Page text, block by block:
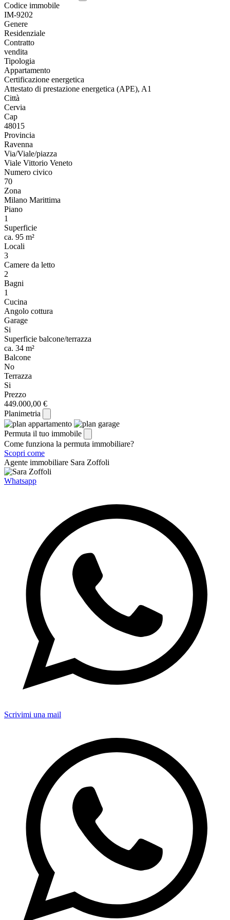
Codice immobile
IM-9202
Genere
Residenziale
Contratto
vendita
Tipologia
Appartamento
Certificazione energetica
Attestato di prestazione energetica (APE), A1
Città
Cervia
Cap
48015
Provincia
Ravenna
Via/Viale/piazza
Viale Vittorio Veneto
Numero civico
70
Zona
Milano Marittima
Piano
1
Superficie
ca. 95 m²
Locali
3
Camere da letto
2
Bagni
1
Cucina
Angolo cottura
Garage
Si
Superficie balcone/terrazza
ca. 34 m²
Balcone
No
Terrazza
Si
Prezzo
449.000,00 €
Planimetria
Permuta il tuo immobile
Come funziona la permuta immobiliare?
Scopri come
Agente immobiliare Sara Zoffoli
Whatsapp
Scrivimi una mail